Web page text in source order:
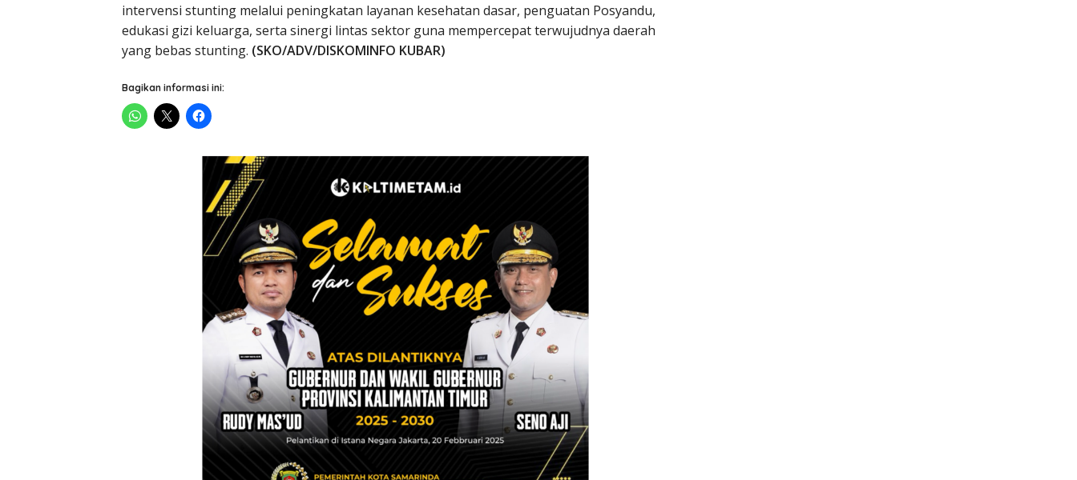
intervensi stunting melalui peningkatan layanan kesehatan dasar, penguatan Posyandu,
edukasi gizi keluarga, serta sinergi lintas sektor guna mempercepat terwujudnya daerah
yang bebas stunting. (SKO/ADV/DISKOMINFO KUBAR)
Bagikan informasi ini: